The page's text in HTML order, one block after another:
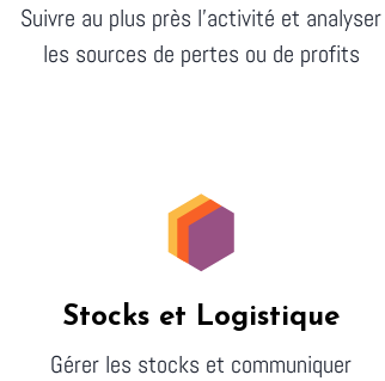
Suivre au plus près l'activité et analyser
les sources de pertes ou de profits
Stocks et Logistique
Gérer les stocks et communiquer